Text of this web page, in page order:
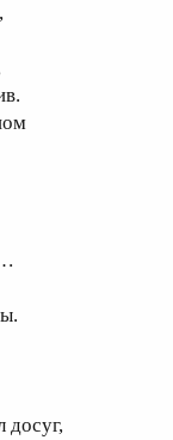
досуг,